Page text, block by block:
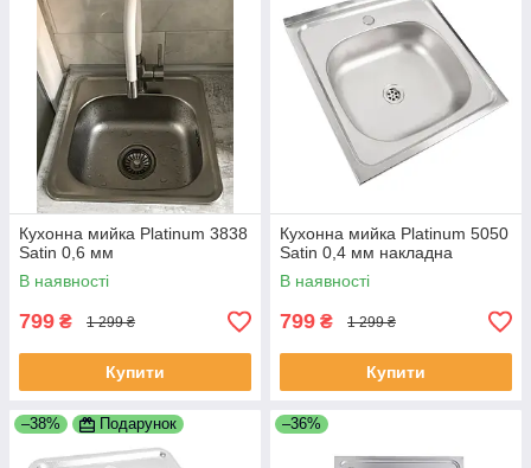
Кухонна мийка Platinum 3838
Satin 0,6 мм
В наявності
799 ₴ 1 299 ₴
Купити
Кухонна мийка Platinum 5050
Satin 0,4 мм накладна
В наявності
799 ₴ 1 299 ₴
Купити
–38% Подарунок –36%